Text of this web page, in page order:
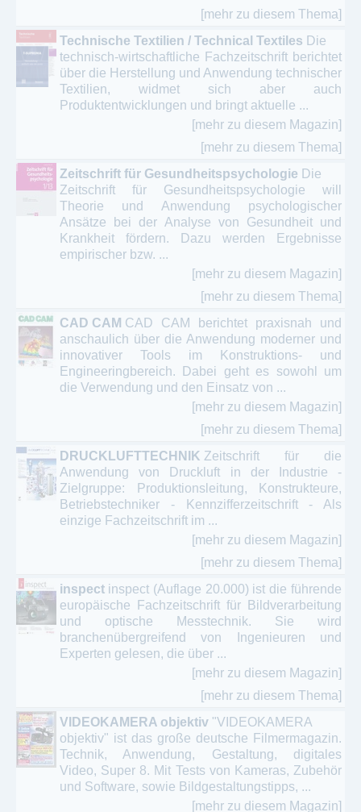
[mehr zu diesem Thema]
Technische Textilien / Technical Textiles Die
technisch-wirtschaftliche Fachzeitschrift berichtet
über die Herstellung und Anwendung technischer
Textilien, widmet sich aber auch
Produktentwicklungen und bringt aktuelle ...
[mehr zu diesem Magazin]
[mehr zu diesem Thema]
Zeitschrift für Gesundheitspsychologie Die
Zeitschrift für Gesundheitspsychologie will
Theorie und Anwendung psychologischer
Ansätze bei der Analyse von Gesundheit und
Krankheit fördern. Dazu werden Ergebnisse
empirischer bzw. ...
[mehr zu diesem Magazin]
[mehr zu diesem Thema]
CAD CAM CAD CAM berichtet praxisnah und
anschaulich über die Anwendung moderner und
innovativer Tools im Konstruktions- und
Engineeringbereich. Dabei geht es sowohl um
die Verwendung und den Einsatz von ...
[mehr zu diesem Magazin]
[mehr zu diesem Thema]
DRUCKLUFTTECHNIK Zeitschrift für die
Anwendung von Druckluft in der Industrie -
Zielgruppe: Produktionsleitung, Konstrukteure,
Betriebstechniker - Kennzifferzeitschrift - Als
einzige Fachzeitschrift im ...
[mehr zu diesem Magazin]
[mehr zu diesem Thema]
inspect inspect (Auflage 20.000) ist die führende
europäische Fachzeitschrift für Bildverarbeitung
und optische Messtechnik. Sie wird
branchenübergreifend von Ingenieuren und
Experten gelesen, die über ...
[mehr zu diesem Magazin]
[mehr zu diesem Thema]
VIDEOKAMERA objektiv "VIDEOKAMERA
objektiv" ist das große deutsche Filmermagazin.
Technik, Anwendung, Gestaltung, digitales
Video, Super 8. Mit Tests von Kameras, Zubehör
und Software, sowie Bildgestaltungstipps, ...
[mehr zu diesem Magazin]